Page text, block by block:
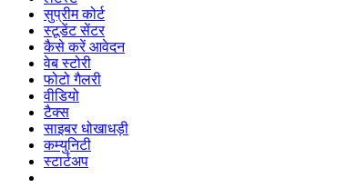
सुप्रीम कोर्ट
स्टूडेंट सेंटर
कैसे करें आवेदन
वेब स्टोरी
फोटो गैलरी
वीडियो
टैक्स
साइबर धोखाधड़ी
कम्युनिटी
स्टार्टअप